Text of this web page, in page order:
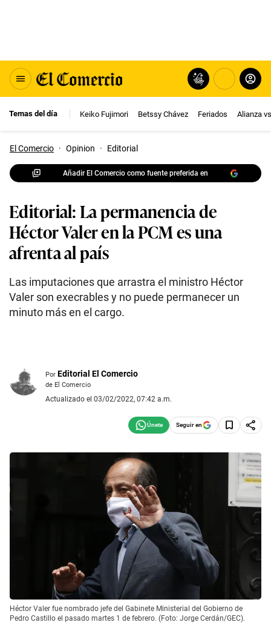
Temas del día Keiko Fujimori Betssy Chávez Feriados Alianza
El Comercio · Opinion · Editorial
Añadir El Comercio como fuente preferida en
Editorial: La permanencia de
Héctor Valer en la PCM es una
afrenta al país
Las imputaciones que arrastra el ministro Héctor
Valer son execrables y no puede permanecer un
minuto más en el cargo.
Por Editorial El Comercio
de El Comercio
Actualizado el 03/02/2022, 07:42 a.m.
Seguir en
Héctor Valer fue nombrado jefe del Gabinete Ministerial del Gobierno de
Pedro Castillo el pasado martes 1 de febrero. (Foto: Jorge Cerdán/GEC).